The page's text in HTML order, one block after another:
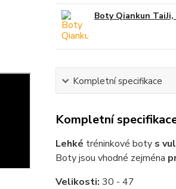
Boty Qiankun
Kompletní specifikace
Kompletní
Lehké tréninkové boty s
Boty jsou vhodné zejména
Velikosti: 30 - 47